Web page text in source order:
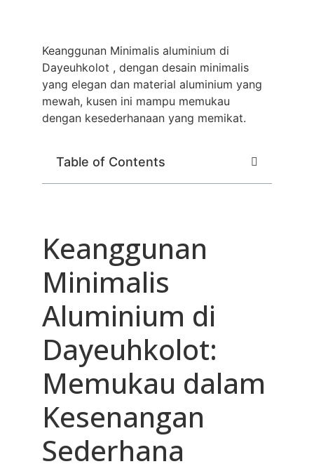
Keanggunan Minimalis aluminium di
Dayeuhkolot , dengan desain minimalis
yang elegan dan material aluminium yang
mewah, kusen ini mampu memukau
dengan kesederhanaan yang memikat.
Table of Contents
Keanggunan
Minimalis
Aluminium di
Dayeuhkolot:
Memukau dalam
Kesenangan
Sederhana